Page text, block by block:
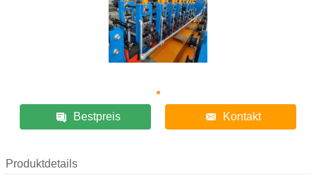
Bestpreis Kontakt
Produktdetails